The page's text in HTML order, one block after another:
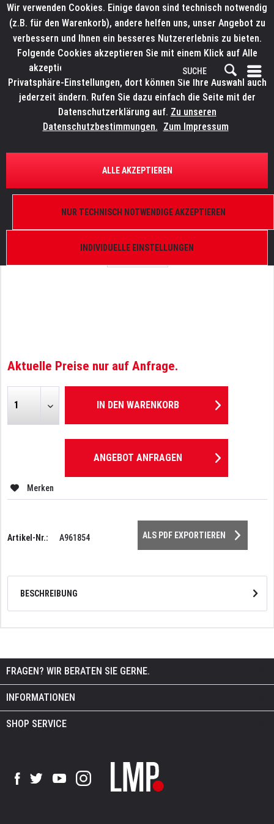
ÜBERSICHT ERSATZTEILE
Aktuelle Preise nur auf Anfrage.
IN DEN WARENKORB
ANGEBOT ANFRAGEN
Merken
Artikel-Nr.: A961854 ALS PDF EXPORTIEREN
BESCHREIBUNG
FRAGEN? WIR BERATEN SIE GERNE.
INFORMATIONEN
SHOP SERVICE
Wir verwenden Cookies. Einige davon sind technisch notwendig
(z.B. für den Warenkorb), andere helfen uns, unser Angebot zu
verbessern und Ihnen ein besseres Nutzererlebnis zu bieten.
Folgende Cookies akzeptieren Sie mit einem Klick auf Alle
akzeptieren. Weitere Informationen finden Sie in den
Privatsphäre-Einstellungen, dort können Sie Ihre Auswahl auch
jederzeit ändern. Rufen Sie dazu einfach die Seite mit der
Datenschutzerklärung auf. Zu unseren
Datenschutzbestimmungen. Zum Impressum
INDIVIDUELLE EINSTELLUNGEN
NUR TECHNISCH NOTWENDIGE AKZEPTIEREN
ALLE AKZEPTIEREN